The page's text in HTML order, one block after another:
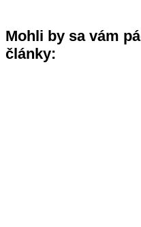
Mohli by sa vám
články: